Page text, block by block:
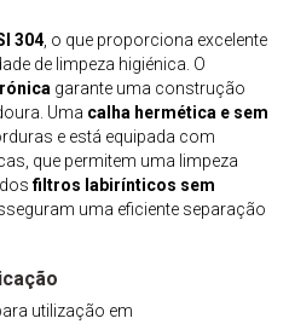
304, o que proporciona excelente
de limpeza higiénica. O
garante uma construção
Uma calha hermética e sem
e está equipada com
que permitem uma limpeza
filtros labirínticos sem
uma eficiente separação
utilização em